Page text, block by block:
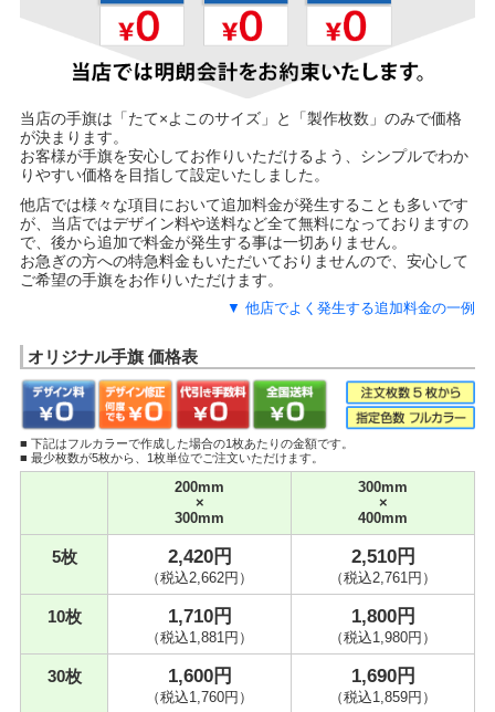
当店の手旗は「たて×よこのサイズ」と「製作枚数」のみで価格
が決まります。
お客様が手旗を安心してお作りいただけるよう、シンプルでわか
りやすい価格を目指して設定いたしました。
他店では様々な項目において追加料金が発生することも多いです
が、当店ではデザイン料や送料など全て無料になっておりますの
で、後から追加で料金が発生する事は一切ありません。
お急ぎの方への特急料金もいただいておりませんので、安心して
ご希望の手旗をお作りいただけます。
▼ 他店でよく発生する追加料金の一例
・デザイン作成料金
・ロゴトレース料金
・デザイン修正料金
・送料
・特急料金
・代引き手数料
発注の際は、合計金額でしっかりと
ご検討されることをおすすめします。
▲ 閉じる
オリジナル手旗 価格表
■ 下記はフルカラーで作成した場合の1枚あたりの金額です。
■ 最少枚数が5枚から、1枚単位でご注文いただけます。
200mm
×
300mm
300mm
×
400mm
5枚 2,420円
（税込2,662円）
2,510円
（税込2,761円）
10枚 1,710円
（税込1,881円）
1,800円
（税込1,980円）
30枚 1,600円
（税込1,760円）
1,690円
（税込1,859円）